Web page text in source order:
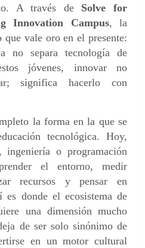
A través de Solve for
Innovation Campus, la
que vale oro en el presente:
no separa tecnología de
jóvenes, innovar no
significa hacerlo con
la forma en la que se
tecnológica. Hoy,
ingeniería o programación
el entorno, medir
recursos y pensar en
donde el ecosistema de
una dimensión mucho
de ser solo sinónimo de
en un motor cultural